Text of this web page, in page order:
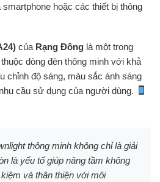
hoặc các thiết bị thông
của Rạng Đông là một trong
dòng đèn thông minh với khả
chỉnh độ sáng, màu sắc ánh sáng
cầu sử dụng của người dùng.
thông minh không chỉ là giải
là yếu tố giúp nâng tầm không
và thân thiện với môi